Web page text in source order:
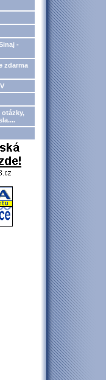
-
zdarma
otázky,